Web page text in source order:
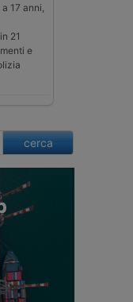
17 anni,
21
e
cerca